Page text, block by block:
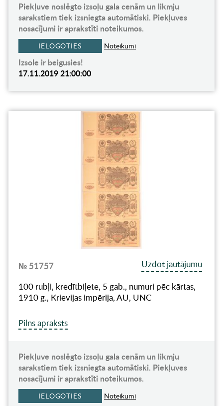
Piekļuve noslēgto izsoļu gala cenām un likmju
sarakstiem tiek izsniegta automātiski. Piekļuves
nosacījumi ir aprakstīti noteikumos.
IELOGOTIES Noteikumi
Izsole ir beigusies!
17.11.2019 21:00:00
№ 51757
Uzdot jautājumu
100 rubļi, kredītbiļete, 5 gab., numuri pēc kārtas,
1910 g., Krievijas impērija, AU, UNC
Pilns apraksts
Piekļuve noslēgto izsoļu gala cenām un likmju
sarakstiem tiek izsniegta automātiski. Piekļuves
nosacījumi ir aprakstīti noteikumos.
IELOGOTIES Noteikumi